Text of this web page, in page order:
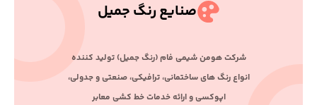
صنایع رنگ جمیل
ﺷﺮﮐﺖ ﻫﻮﻣﻦ ﺷﯿﻤﯽ ﻓﺎم (رﻧﮓ ﺟﻤﯿﻞ) ﺗﻮﻟﯿﺪ ﮐﻨﻨﺪه
اﻧﻮاع رﻧﮓ ﻫﺎی ﺳﺎﺧﺘﻤﺎﻧﯽ، ﺗﺮاﻓﯿﮑﯽ، ﺻﻨﻌﺘﯽ و ﺟﺪوﻟﯽ،
اﭘﻮﮐﺴﯽ و اراﺋﻪ ﺧﺪﻣﺎت ﺧﻂ ﮐﺸﯽ ﻣﻌﺎﺑﺮ